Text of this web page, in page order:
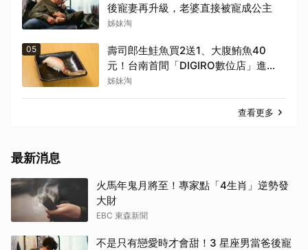
後寵妻再升級，老婆直接被寵成公主
姊妹淘
05
壽司郎生鮭魚買2送1、大腹鮪魚40
元！台南首間「DIGIRO數位店」進
駐 松葉蟹限時上桌
姊妹淘
查看更多
最新消息
火馬年鬼月將至！專家點「4生肖」逆勢發
大財
EBC 東森新聞
不是只有戀愛時才會甜！3 星座男當爸後寵